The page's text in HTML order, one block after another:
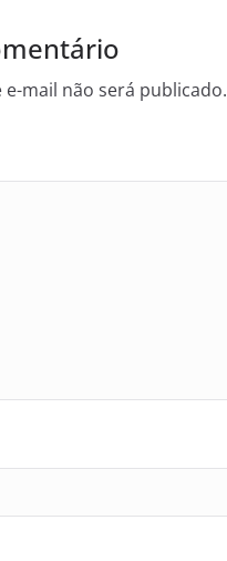
e-mail não será publicado.